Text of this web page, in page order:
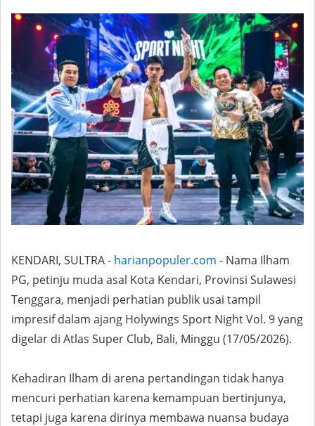
KENDARI, SULTRA - harianpopuler.com - Nama Ilham
PG, petinju muda asal Kota Kendari, Provinsi Sulawesi
Tenggara, menjadi perhatian publik usai tampil
impresif dalam ajang Holywings Sport Night Vol. 9 yang
digelar di Atlas Super Club, Bali, Minggu (17/05/2026).
Kehadiran Ilham di arena pertandingan tidak hanya
mencuri perhatian karena kemampuan bertinjunya,
tetapi juga karena dirinya membawa nuansa budaya